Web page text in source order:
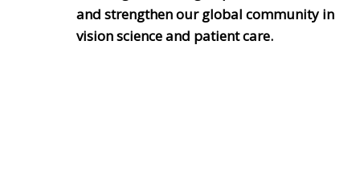
and strengthen our global community in
vision science and patient care.